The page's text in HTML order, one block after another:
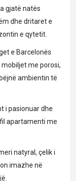
gjatë natës
dhe dritaret e
e qytetit.
e Barcelonës
mobiljet me porosi,
ambientin të
i pasionuar dhe
apartamenti me
natyral, çelik i
imazhe në